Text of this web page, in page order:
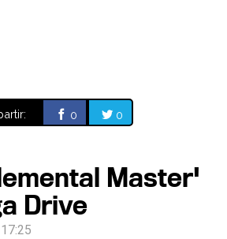
0 0
Master'
Drive